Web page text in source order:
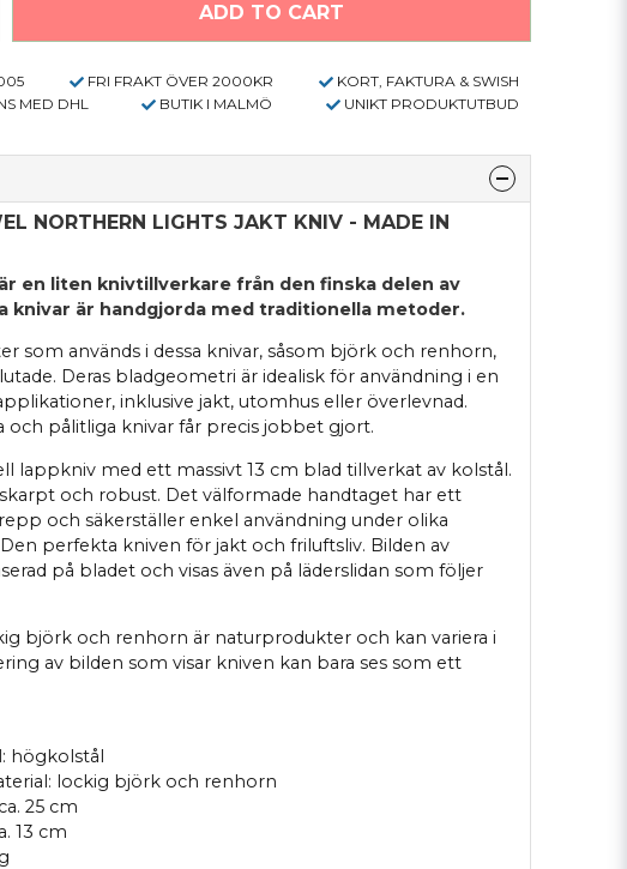
ADD TO CART
FRI FRAKT ÖVER 2000KR
KORT, FAKTURA & SWISH
MED DHL
BUTIK I MALMÖ UNIKT PRODUKTUTBUD
NORTHERN LIGHTS JAKT KNIV - MADE IN
en liten knivtillverkare från den finska delen av
knivar är handgjorda med traditionella metoder.
som används i dessa knivar, såsom björk och renhorn,
Deras bladgeometri är idealisk för användning i en
inklusive jakt, utomhus eller överlevnad.
och pålitliga knivar får precis jobbet gjort.
lappkniv med ett massivt 13 cm blad tillverkat av kolstål.
och robust. Det välformade handtaget har ett
och säkerställer enkel användning under olika
perfekta kniven för jakt och friluftsliv. Bilden av
på bladet och visas även på läderslidan som följer
björk och renhorn är naturprodukter och kan variera i
av bilden som visar kniven kan bara ses som ett
högkolstål
lockig björk och renhorn
25 cm
13 cm